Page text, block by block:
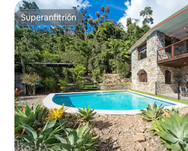
Superanfitrión
Superanfitrión